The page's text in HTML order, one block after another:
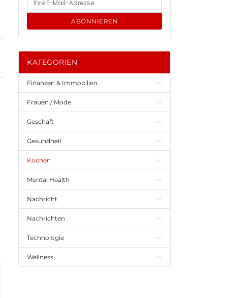
ABONNIEREN
KATEGORIEN
Finanzen & Immobilien
Frauen / Mode
Geschäft
Gesundheit
Kochen
Mental Health
Nachricht
Nachrichten
Technologie
Wellness